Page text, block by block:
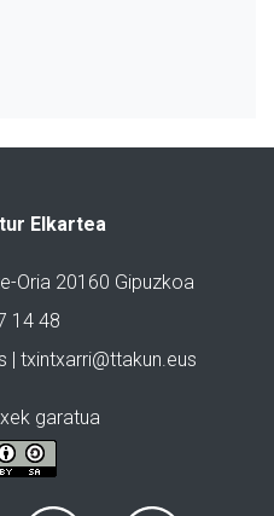
Elkartea
Oria 20160 Gipuzkoa
14 48
| txintxarri@ttakun.eus
garatua